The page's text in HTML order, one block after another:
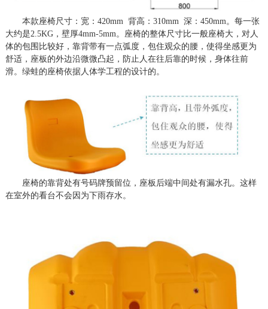
本款座椅尺寸：宽： 420mm 背高： 310mm 深： 450mm。每一张
大约是2.5KG，壁厚4mm-5mm。座椅的整体尺寸比一般座椅大，对人
体的包围比较好，靠背带有一点弧度， 包住观众的腰，使得坐感更为
舒适，座板的外边沿微微凸起，防止人在往后靠的时候，身体往前
滑。绿蛙的座椅依据人体学工程的设计的。
座椅的靠背处有号码牌预留位，座板后端中间处有漏水孔。这样
在室外的看台不会因为下雨存水。